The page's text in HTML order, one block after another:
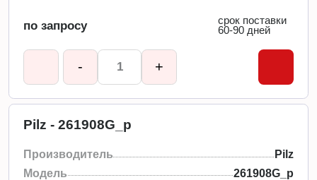
по запросу
срок поставки
60-90 дней
- +
Pilz - 261908G_p
Производитель
Pilz
Модель
261908G_p